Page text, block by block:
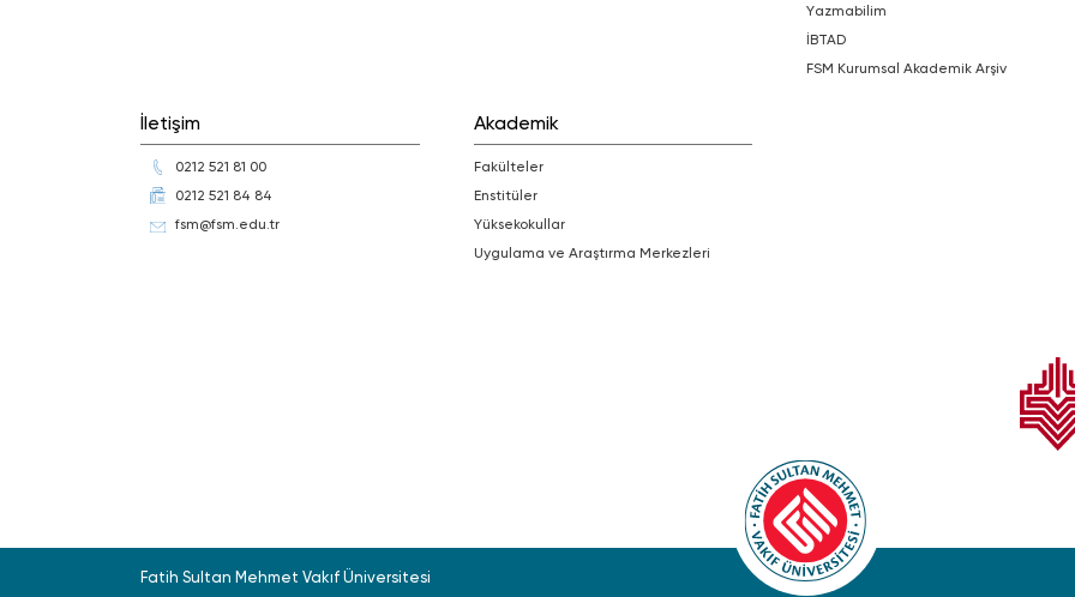
Yazmabilim
İBTAD
FSM Kurumsal Akademik Arşiv
İletişim
0212 521 81 00
0212 521 84 84
fsm@fsm.edu.tr
Akademik
Fakülteler
Enstitüler
Yüksekokullar
Uygulama ve Araştırma Merkezleri
Fatih Sultan Mehmet Vakıf Üniversitesi